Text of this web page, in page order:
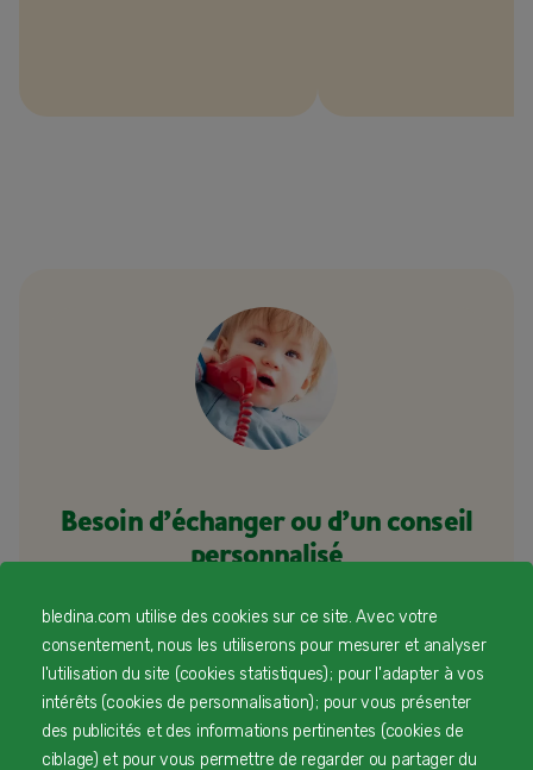
Besoin d’échanger ou d’un conseil
personnalisé
Une équipe d’experts en nutrition infantile rien que
pour vous 24/7 gratuitement
1
Service et appel gratuits en France hors collectivités
bledina.com utilise des cookies sur ce site. Avec votre
consentement, nous les utiliserons pour mesurer et analyser
l'utilisation du site (cookies statistiques) ; pour l'adapter à vos
intérêts (cookies de personnalisation) ; pour vous présenter
des publicités et des informations pertinentes (cookies de
ciblage) et pour vous permettre de regarder ou partager du